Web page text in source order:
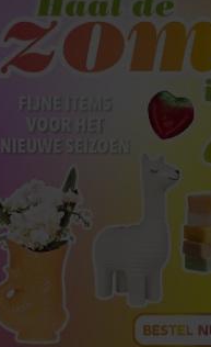
onze cookies als u